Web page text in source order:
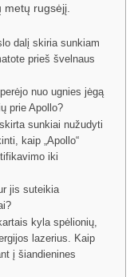
rugsėjį.
dalį skiria sunkiam
prieš švelnaus
nuo ugnies jėgą
prie Apollo?
sunkiai nužudyti
kaip „Apollo“
iki
jis suteikia
kyla spėlionių,
lazerius. Kaip
į šiandienines